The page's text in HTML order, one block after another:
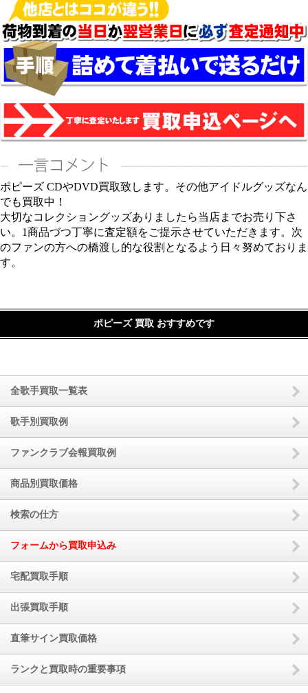
ポピーズ CDやDVD買取致します。その他アイドルグッズなん
でも買取中！
大切なコレクショングッズありましたら当店までお売り下さ
い。1商品づつ丁寧に査定額をご提示させていただきます。次
のファンの方への橋渡し的な役割となるよう日々努めておりま
す。
ポピーズ 買取 おすすめです
全歌手買取一覧表
歌手別買取例
ファンクラブ会報買取例
商品別買取価格
検索の仕方
フォームから買取申込み
宅配買取手順
出張買取手順
直筆サイン買取価格
ランクと買取時の重要事項